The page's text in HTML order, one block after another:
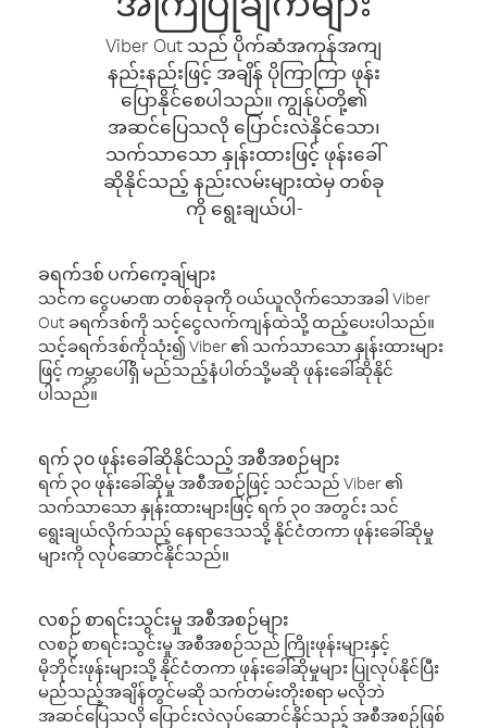
Viber Out သည် ပိုက်ဆံအကုန်အကျ
နည်းနည်းဖြင့် အချိန် ပိုကြာကြာ ဖုန်း
ပြောနိုင်စေပါသည်။ ကျွန်ုပ်တို့၏
အဆင်ပြေသလို ပြောင်းလဲနိုင်သော၊
သက်သာသော နှုန်းထားဖြင့် ဖုန်းခေါ်
ဆိုနိုင်သည့် နည်းလမ်းများထဲမှ တစ်ခု
ကို ရွေးချယ်ပါ-
ခရက်ဒစ် ပက်ကေ့ချ်များ
သင်က ငွေပမာဏ တစ်ခုခုကို ဝယ်ယူလိုက်သောအခါ Viber
Out ခရက်ဒစ်ကို သင့်ငွေလက်ကျန်ထဲသို့ ထည့်ပေးပါသည်။
သင့်ခရက်ဒစ်ကိုသုံး၍ Viber ၏ သက်သာသော နှုန်းထားများ
ဖြင့် ကမ္ဘာပေါ်ရှိ မည်သည့်နံပါတ်သို့မဆို ဖုန်းခေါ်ဆိုနိုင်
ပါသည်။
ရက် ၃၀ ဖုန်းခေါ်ဆိုနိုင်သည့် အစီအစဉ်များ
ရက် ၃၀ ဖုန်းခေါ်ဆိုမှု အစီအစဉ်ဖြင့် သင်သည် Viber ၏
သက်သာသော နှုန်းထားများဖြင့် ရက် ၃၀ အတွင်း သင်
ရွေးချယ်လိုက်သည့် နေရာဒေသသို့ နိုင်ငံတကာ ဖုန်းခေါ်ဆိုမှု
များကို လုပ်ဆောင်နိုင်သည်။
လစဉ် စာရင်းသွင်းမှု အစီအစဉ်များ
လစဉ် စာရင်းသွင်းမှု အစီအစဉ်သည် ကြိုးဖုန်းများနှင့်
မိုဘိုင်းဖုန်းများသို့ နိုင်ငံတကာ ဖုန်းခေါ်ဆိုမှုများ ပြုလုပ်နိုင်ပြီး
မည်သည့်အချိန်တွင်မဆို သက်တမ်းတိုးစရာ မလိုဘဲ
အဆင်ပြေသလို ပြောင်းလဲလုပ်ဆောင်နိုင်သည့် အစီအစဉ်ဖြစ်